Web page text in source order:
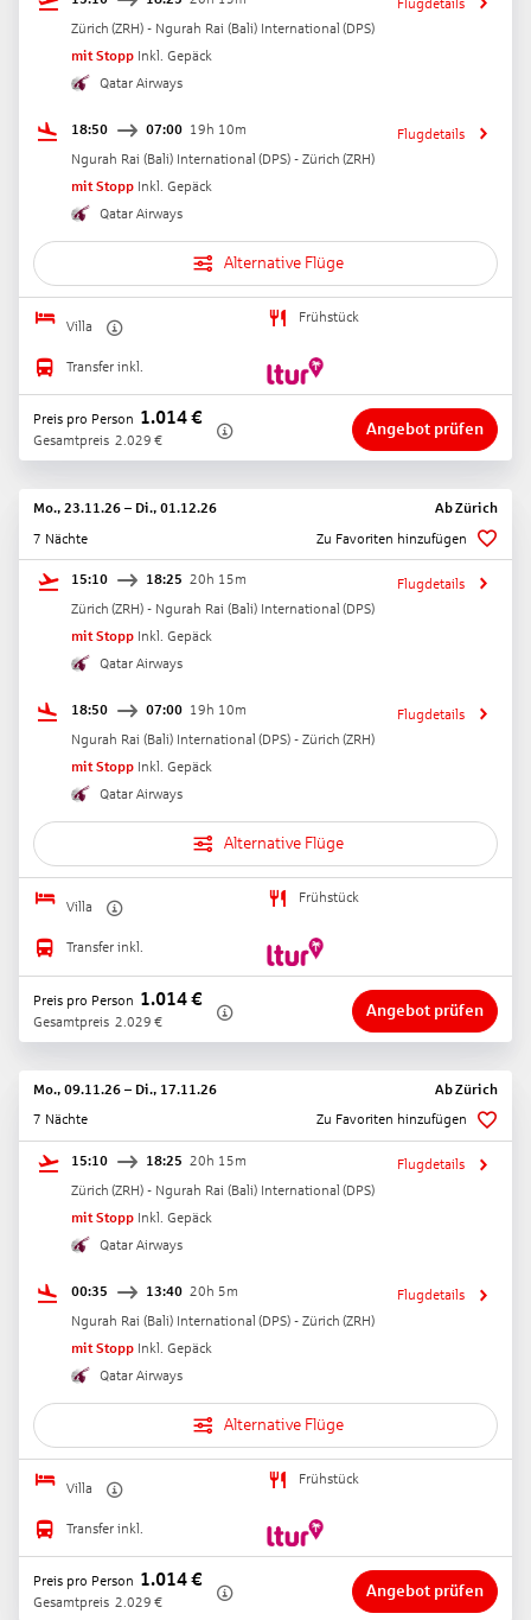
Zürich (ZRH) - Ngurah Rai (Bali) International (DPS)
mit Stopp Inkl. Gepäck
Qatar Airways
18:50 07:00 19h 10m
Ngurah Rai (Bali) International (DPS) - Zürich (ZRH)
mit Stopp Inkl. Gepäck
Qatar Airways
Flugdetails
Alternative Flüge
Villa
Frühstück
Transfer inkl.
Preis pro Person 1.014€
Gesamtpreis 2.029 €
Angebot prüfen
Mo., 23.11.26 – Di., 01.12.26 AbZürich
7 Nächte
Zu Favoriten hinzufügen
15:10 18:25 20h 15m
Zürich (ZRH) - Ngurah Rai (Bali) International (DPS)
mit Stopp Inkl. Gepäck
Qatar Airways
Flugdetails
18:50 07:00 19h 10m
Ngurah Rai (Bali) International (DPS) - Zürich (ZRH)
mit Stopp Inkl. Gepäck
Qatar Airways
Flugdetails
Alternative Flüge
Villa
Frühstück
Transfer inkl.
Preis pro Person 1.014€
Gesamtpreis 2.029 €
Angebot prüfen
Mo., 09.11.26 – Di., 17.11.26 AbZürich
7 Nächte
Zu Favoriten hinzufügen
15:10 18:25 20h 15m
Zürich (ZRH) - Ngurah Rai (Bali) International (DPS)
mit Stopp Inkl. Gepäck
Qatar Airways
Flugdetails
00:35 13:40 20h 5m
Ngurah Rai (Bali) International (DPS) - Zürich (ZRH)
mit Stopp Inkl. Gepäck
Qatar Airways
Flugdetails
Alternative Flüge
Villa
Frühstück
Transfer inkl.
Preis pro Person 1.014€
Gesamtpreis 2.029 €
Angebot prüfen